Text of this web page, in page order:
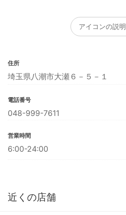
アイコンの説明
住所
埼玉県八潮市大瀬６－５－１
電話番号
048-999-7611
営業時間
6:00-24:00
近くの店舗